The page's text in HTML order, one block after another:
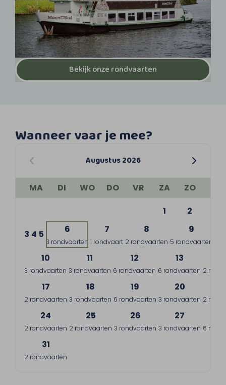
Bekijk onze rondvaarten
Wanneer vaar je mee?
Augustus 2026
MA DI WO DO VR ZA
ZO
1
2
3 4 5 6
3 rondvaarten
7
1 rondvaart
8
2 rondvaarten
9
5 rondvaarten
10
3 rondvaarten
11
3 rondvaarten
12
6 rondvaarten
13
6 rondvaarten 2
17
2 rondvaarten
18
3 rondvaarten
19
6 rondvaarten
20
3 rondvaarten 2
24
2 rondvaarten
25
2 rondvaarten
26
3 rondvaarten
27
3 rondvaarten 6
31
2 rondvaarten